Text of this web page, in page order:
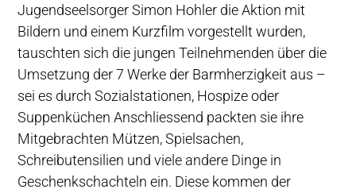
Jugendseelsorger Simon Hohler die Aktion mit
Bildern und einem Kurzfilm vorgestellt wurden,
tauschten sich die jungen Teilnehmenden über die
Umsetzung der 7 Werke der Barmherzigkeit aus –
sei es durch Sozialstationen, Hospize oder
Suppenküchen Anschliessend packten sie ihre
Mitgebrachten Mützen, Spielsachen,
Schreibutensilien und viele andere Dinge in
Geschenkschachteln ein. Diese kommen der